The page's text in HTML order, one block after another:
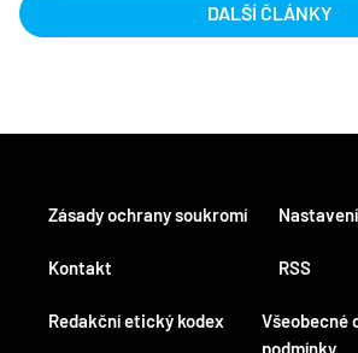
DALŠÍ ČLÁNKY
Kontakt
Redakční etický kodex
RSS
Všeobecné
Zásady ochrany soukromí